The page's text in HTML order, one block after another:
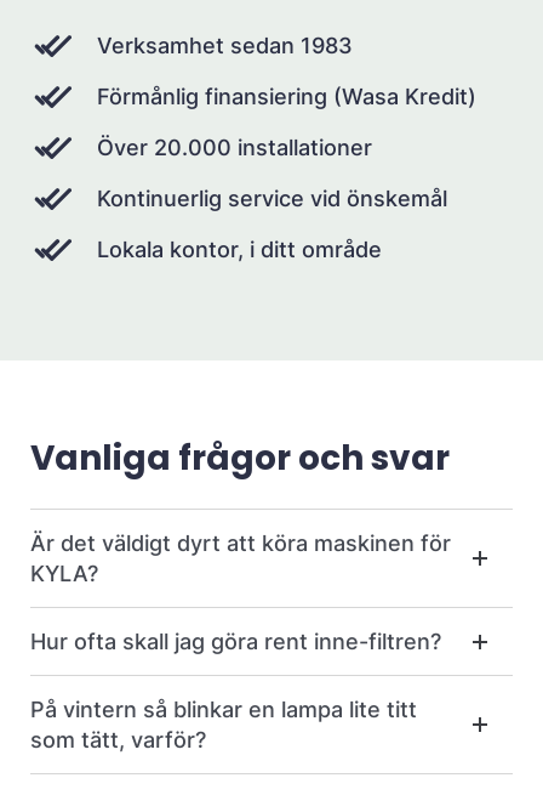
Verksamhet sedan 1983
Förmånlig finansiering (Wasa Kredit)
Över 20.000 installationer
Kontinuerlig service vid önskemål
Lokala kontor, i ditt område
Vanliga frågor och svar
Är det väldigt dyrt att köra maskinen för
KYLA?
Hur ofta skall jag göra rent inne-filtren?
På vintern så blinkar en lampa lite titt
som tätt, varför?